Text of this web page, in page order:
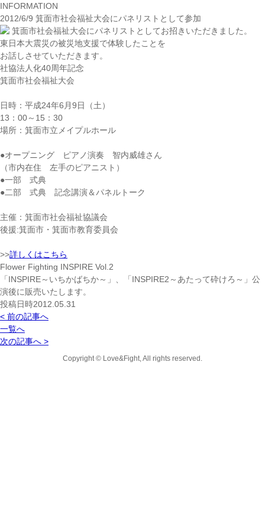
INFORMATION
2012/6/9 箕面市社会福祉大会にパネリストとして参加
箕面市社会福祉大会にパネリストとしてお招きいただきました。
東日本大震災の被災地支援で体験したことを
お話しさせていただきます。
社協法人化40周年記念
箕面市社会福祉大会
日時：平成24年6月9日（土）
13：00～15：30
場所：箕面市立メイプルホール
●オープニング ピアノ演奏 智内威雄さん
（市内在住 左手のピアニスト）
●一部 式典
●二部 式典 記念講演＆パネルトーク
主催：箕面市社会福祉協議会
後援:箕面市・箕面市教育委員会
>>詳しくはこちら
Flower Fighting INSPIRE Vol.2
「INSPIRE～いちかばちか～」、「INSPIRE2～あたって砕けろ～」公
演後に販売いたします。
投稿日時2012.05.31
< 前の記事へ
一覧へ
次の記事へ >
Copyright © Love&Fight, All rights reserved.